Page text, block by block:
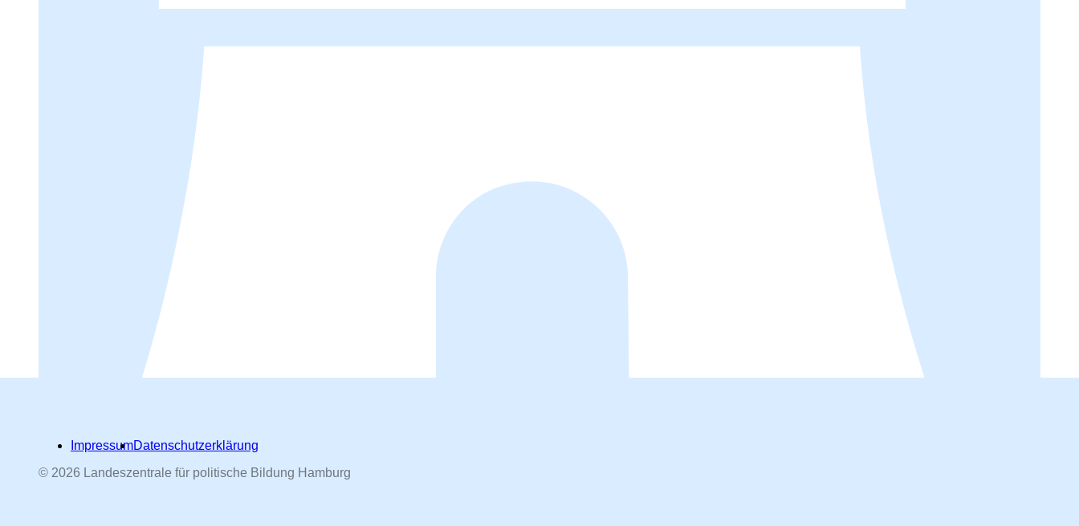
ImpressumDatenschutzerklärung
© 2026 Landeszentrale für politische Bildung Hamburg